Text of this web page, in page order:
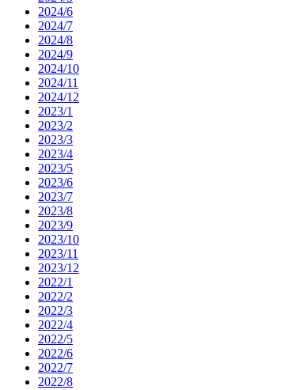
2024/6
2024/7
2024/8
2024/9
2024/10
2024/11
2024/12
2023/1
2023/2
2023/3
2023/4
2023/5
2023/6
2023/7
2023/8
2023/9
2023/10
2023/11
2023/12
2022/1
2022/2
2022/3
2022/4
2022/5
2022/6
2022/7
2022/8